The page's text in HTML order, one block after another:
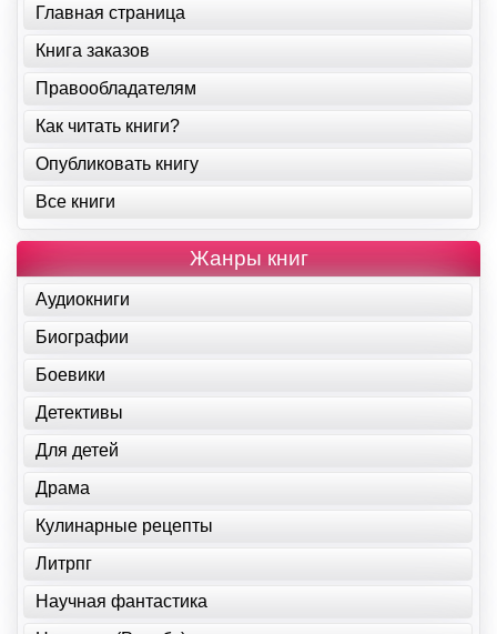
Главная страница
Книга заказов
Правообладателям
Как читать книги?
Опубликовать книгу
Все книги
Жанры книг
Аудиокниги
Биографии
Боевики
Детективы
Для детей
Драма
Кулинарные рецепты
Литрпг
Научная фантастика